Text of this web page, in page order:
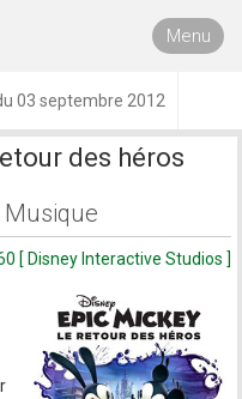
Menu
03 septembre 2012
des héros
Musique
[ Disney Interactive Studios ]